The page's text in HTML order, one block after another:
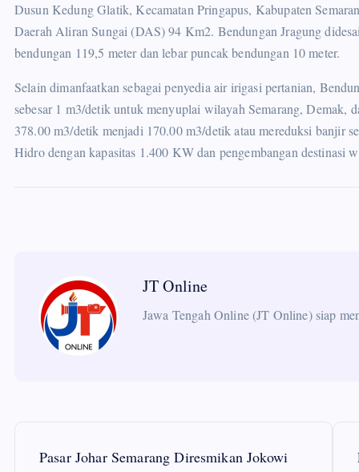
Dusun Kedung Glatik, Kecamatan Pringapus, Kabupaten
Daerah Aliran Sungai (DAS) 94 Km2. Bendungan Jragung
bendungan 119,5 meter dan lebar puncak bendungan 10 meter.
Selain dimanfaatkan sebagai penyedia air irigasi pertanian,
sebesar 1 m3/detik untuk menyuplai wilayah Semarang,
378.00 m3/detik menjadi 170.00 m3/detik atau mereduksi banjir
Hidro dengan kapasitas 1.400 KW dan pengembangan destinasi
JT Online
Jawa Tengah Online (JT Online) siap
Pasar Johar Semarang Diresmikan Jokowi